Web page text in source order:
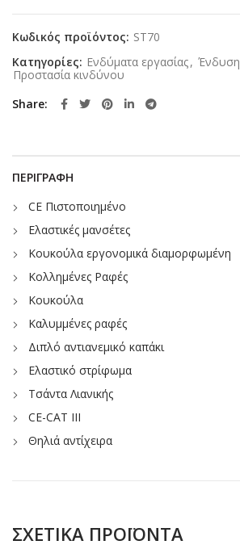
Κωδικός προϊόντος: ST70
Κατηγορίες: Ενδύματα εργασίας, Ένδυση
Προστασία κινδύνου
Share
ΠΕΡΙΓΡΑΦΉ
CE Πιστοποιημένο
Ελαστικές μανσέτες
Κουκούλα εργονομικά διαμορφωμένη
Κολλημένες Ραφές
Κουκούλα
Καλυμμένες ραφές
Διπλό αντιανεμικό καπάκι
Ελαστικό στρίφωμα
Τσάντα Λιανικής
CE-CAT III
Θηλιά αντίχειρα
ΣΧΕΤΙΚΆ ΠΡΟΪΌΝΤΑ